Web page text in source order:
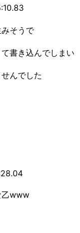
そうで
書き込んでしまい
んでした
乙www